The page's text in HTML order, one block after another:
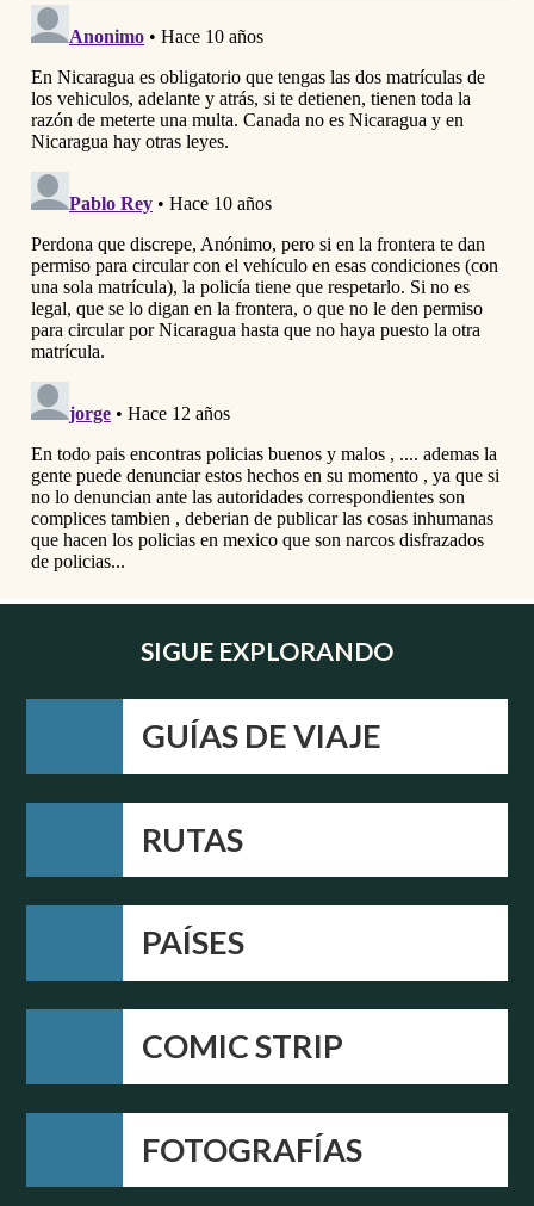
SIGUE EXPLORANDO
GUÍAS DE VIAJE
RUTAS
PAÍSES
COMIC STRIP
FOTOGRAFÍAS